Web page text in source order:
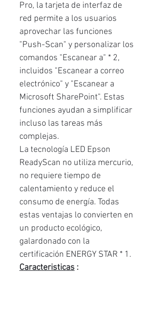
Pro, la tarjeta de interfaz de
red permite a los usuarios
aprovechar las funciones
"Push-Scan" y personalizar los
comandos "Escanear a" * 2,
incluidos "Escanear a correo
electrónico" y "Escanear a
Microsoft SharePoint". Estas
funciones ayudan a simplificar
incluso las tareas más
complejas.
La tecnología LED Epson
ReadyScan no utiliza mercurio,
no requiere tiempo de
calentamiento y reduce el
consumo de energía. Todas
estas ventajas lo convierten en
un producto ecológico,
galardonado con la
certificación ENERGY STAR * 1.
Caracteristicas :